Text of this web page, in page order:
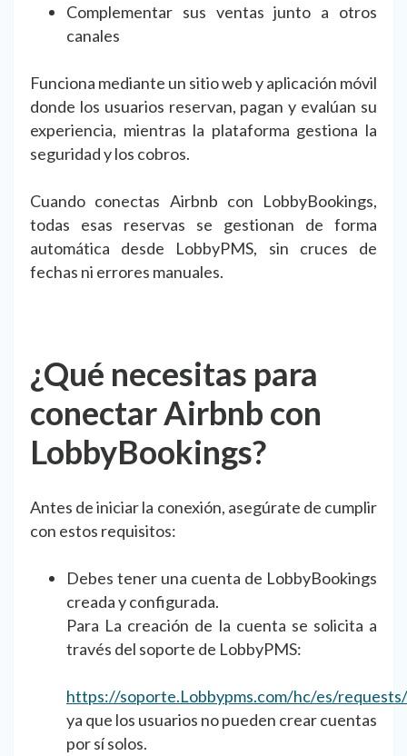
Complementar sus ventas junto a otros
canales
Funciona mediante un sitio web y aplicación móvil
donde los usuarios reservan, pagan y evalúan su
experiencia, mientras la plataforma gestiona la
seguridad y los cobros.
Cuando conectas Airbnb con LobbyBookings,
todas esas reservas se gestionan de forma
automática desde LobbyPMS, sin cruces de
fechas ni errores manuales.
¿Qué necesitas para
conectar Airbnb con
LobbyBookings?
Antes de iniciar la conexión, asegúrate de cumplir
con estos requisitos:
Debes tener una cuenta de LobbyBookings
creada y configurada.
Para La creación de la cuenta se solicita a
través del soporte de LobbyPMS:
https://soporte.Lobbypms.com/hc/es/
ya que los usuarios no pueden crear cuentas
por sí solos.